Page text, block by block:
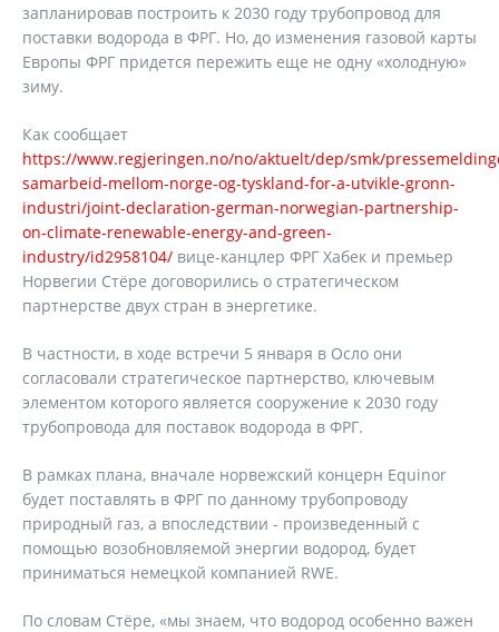
запланировав построить к 2030 году трубопровод для
поставки водорода в ФРГ. Но, до изменения газовой карты
Европы ФРГ придется пережить еще не одну «холодную»
зиму.
Как сообщает
https://www.regjeringen.no/no/aktuelt/dep/smk/
samarbeid-mellom-norge-og-tyskland-for-a-utvikle-gronn-
industri/joint-declaration-german-norwegian-partnership-
on-climate-renewable-energy-and-green-
industry/id2958104/ вице-канцлер ФРГ Хабек и премьер
Норвегии Стёре договорились о стратегическом
партнерстве двух стран в энергетике.
В частности, в ходе встречи 5 января в Осло они
согласовали стратегическое партнерство, ключевым
элементом которого является сооружение к 2030 году
трубопровода для поставок водорода в ФРГ.
В рамках плана, вначале норвежский концерн Equinor
будет поставлять в ФРГ по данному трубопроводу
природный газ, а впоследствии - произведенный с
помощью возобновляемой энергии водород, будет
приниматься немецкой компанией RWE.
По словам Стёре, «мы знаем, что водород особенно важен